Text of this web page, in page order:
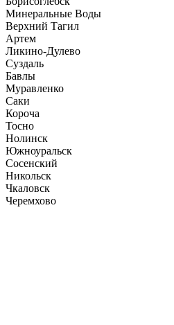
Минеральные Воды
Верхний Тагил
Артем
Ликино-Дулево
Суздаль
Бавлы
Муравленко
Саки
Короча
Тосно
Нолинск
Южноуральск
Сосенский
Никольск
Чкаловск
Черемхово